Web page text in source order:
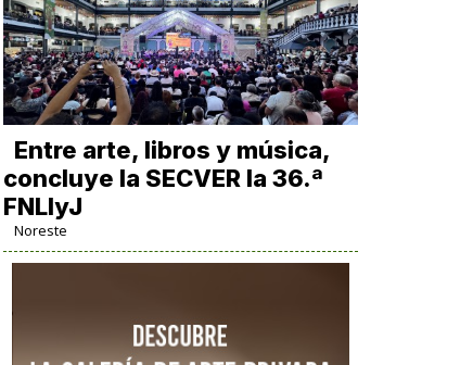
Entre arte, libros y música,
concluye la SECVER la 36.ª
FNLIyJ
Noreste